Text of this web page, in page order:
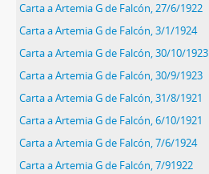
Carta a Artemia G de Falcón, 27/6/1922
Carta a Artemia G de Falcón, 3/1/1924
Carta a Artemia G de Falcón, 30/10/1923
Carta a Artemia G de Falcón, 30/9/1923
Carta a Artemia G de Falcón, 31/8/1921
Carta a Artemia G de Falcón, 6/10/1921
Carta a Artemia G de Falcón, 7/6/1924
Carta a Artemia G de Falcón, 7/91922